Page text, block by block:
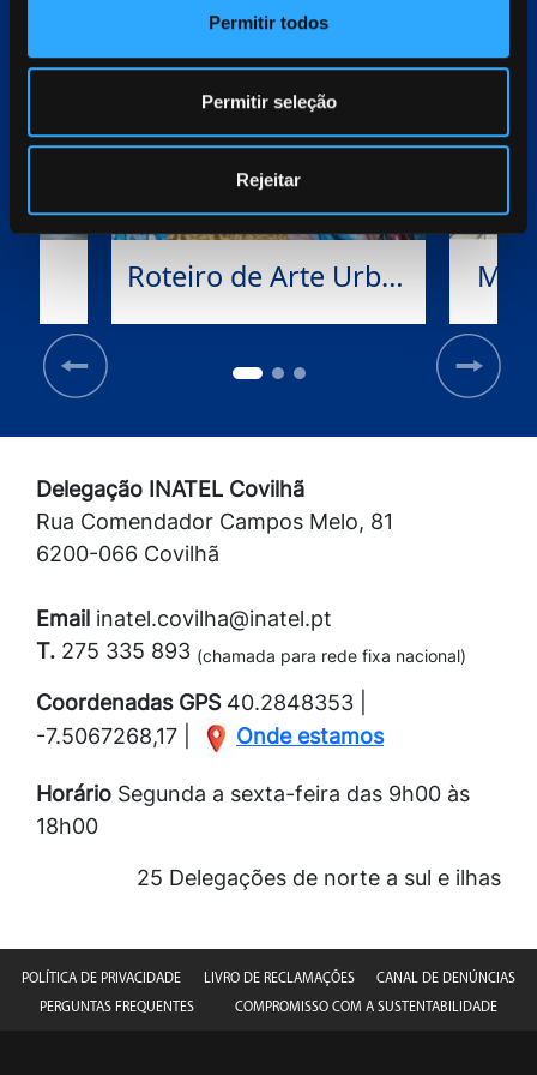
Permitir todos
Permitir seleção
Rejeitar
Roteiro de Arte Urbana
Delegação INATEL Covilhã
Rua Comendador Campos Melo, 81
6200-066 Covilhã
Email inatel.covilha@inatel.pt
T. 275 335 893 (chamada para rede fixa nacional)
Coordenadas GPS 40.2848353 |
-7.5067268,17 |
Onde estamos
Horário Segunda a sexta-feira das 9h00 às
18h00
25 Delegações de norte a sul e ilhas
POLÍTICA DE PRIVACIDADE LIVRO DE RECLAMAÇÕES
CANAL DE DENÚNCIAS
PERGUNTAS FREQUENTES
COMPROMISSO COM A SUSTENTABILIDADE